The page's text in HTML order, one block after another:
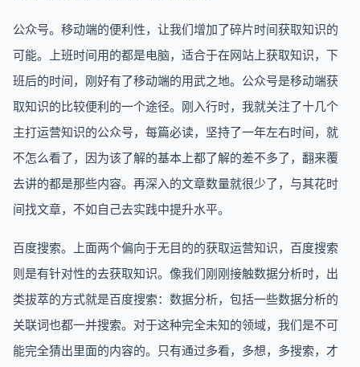
公众号。移动端的便利性，让我们增加了碎片时间获取知识的
可能。上班时间用的都是电脑，适合于在网站上获取知识，下
班后的时间，刚好有了移动端的用武之地。公众号是移动端获
取知识的比较便利的一个途径。刚入行时，我就关注了十几个
主打运营知识的公众号，每篇必读，坚持了一年左右时间，就
不怎么看了，因为该了解的基本上都了解的差不多了，翻来覆
去讲的都是那些内容。再深入的文章数量就很少了，与其花时
间找文章，不如自己去实践中提升水平。
百度搜索。上面两个偏向于无目的的获取运营知识，百度搜索
则是有针对性的去获取知识。像我们刚刚接触数据分析时，出
类拔萃的方式就是百度搜索：数据分析，包括一些数据分析的
关联词也都一并搜索。对于这种完全未知的领域，我们是不可
能完全猜出里面的内容的。只有通过多看，多想，多搜索，才